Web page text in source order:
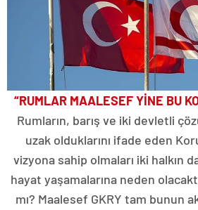
“RUMLAR MAALESEF YİNE BU
Rumların, barış ve iki devletli
uzak olduklarını ifade eden
vizyona sahip olmaları iki halkın
hayat yaşamalarına neden
mı? Maalesef GKRY tam bunun